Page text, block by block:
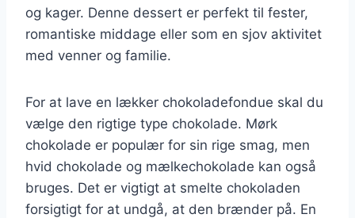
og kager. Denne dessert er perfekt til fester,
romantiske middage eller som en sjov aktivitet
med venner og familie.
For at lave en lækker chokoladefondue skal du
vælge den rigtige type chokolade. Mørk
chokolade er populær for sin rige smag, men
hvid chokolade og mælkechokolade kan også
bruges. Det er vigtigt at smelte chokoladen
forsigtigt for at undgå, at den brænder på. En